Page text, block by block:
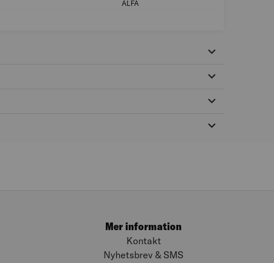
ALFA
Mer information
Kontakt
Nyhetsbrev & SMS